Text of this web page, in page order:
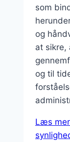
som
og
at sikre,
og til
Læs